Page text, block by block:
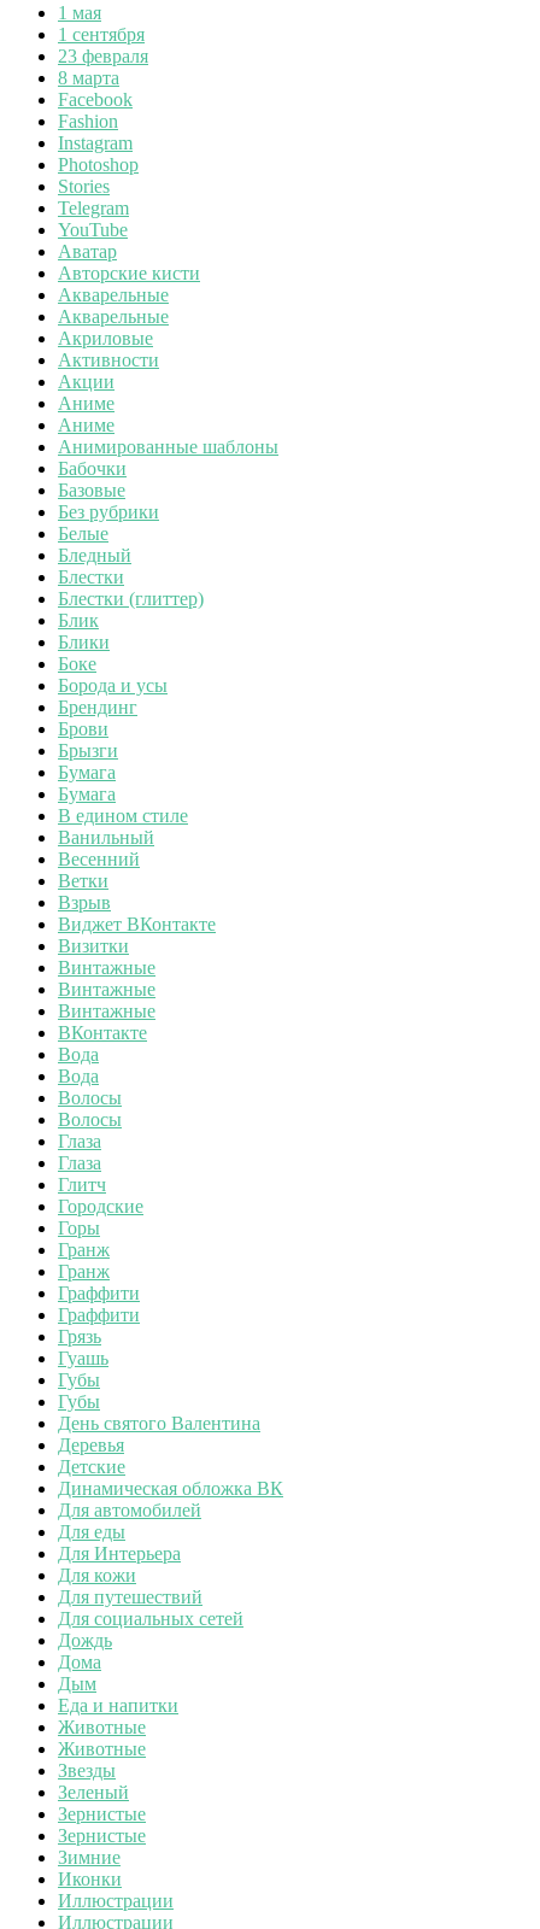
1 мая
1 сентября
23 февраля
8 марта
Facebook
Fashion
Instagram
Photoshop
Stories
Telegram
YouTube
Аватар
Авторские кисти
Акварельные
Акварельные
Акриловые
Активности
Акции
Аниме
Аниме
Анимированные шаблоны
Бабочки
Базовые
Без рубрики
Белые
Бледный
Блестки
Блестки (глиттер)
Блик
Блики
Боке
Борода и усы
Брендинг
Брови
Брызги
Бумага
Бумага
В едином стиле
Ванильный
Весенний
Ветки
Взрыв
Виджет ВКонтакте
Визитки
Винтажные
Винтажные
Винтажные
ВКонтакте
Вода
Вода
Волосы
Волосы
Глаза
Глаза
Глитч
Городские
Горы
Гранж
Гранж
Граффити
Граффити
Грязь
Гуашь
Губы
Губы
День святого Валентина
Деревья
Детские
Динамическая обложка ВК
Для автомобилей
Для еды
Для Интерьера
Для кожи
Для путешествий
Для социальных сетей
Дождь
Дома
Дым
Еда и напитки
Животные
Животные
Звезды
Зеленый
Зернистые
Зернистые
Зимние
Иконки
Иллюстрации
Иллюстрации